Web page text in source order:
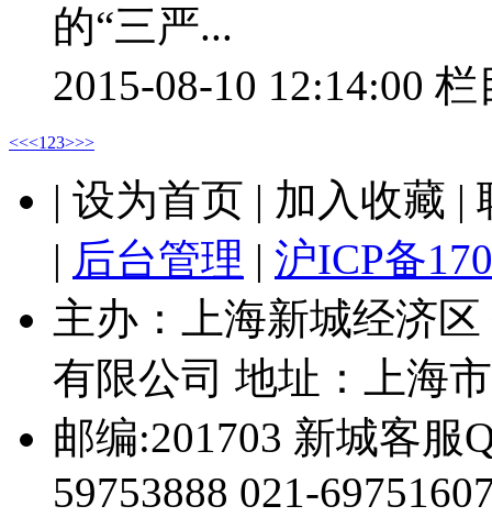
的“三严...
2015-08-10 12:14:00 栏
<<<1 23>>>
| 设为首页 | 加入收藏 |
| 后台管理 | 沪ICP备
主办：上海新城经济
有限公司 地址：上海
邮编:201703 新城客服
59753888 021-